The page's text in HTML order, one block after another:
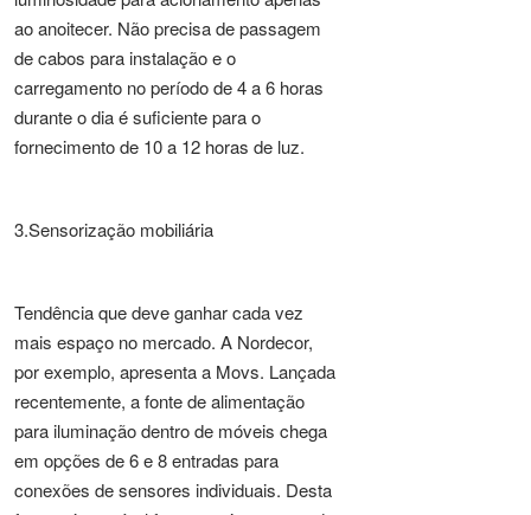
ao anoitecer. Não precisa de passagem
de cabos para instalação e o
carregamento no período de 4 a 6 horas
durante o dia é suficiente para o
fornecimento de 10 a 12 horas de luz.
3.Sensorização mobiliária
Tendência que deve ganhar cada vez
mais espaço no mercado. A Nordecor,
por exemplo, apresenta a Movs. Lançada
recentemente, a fonte de alimentação
para iluminação dentro de móveis chega
em opções de 6 e 8 entradas para
conexões de sensores individuais. Desta